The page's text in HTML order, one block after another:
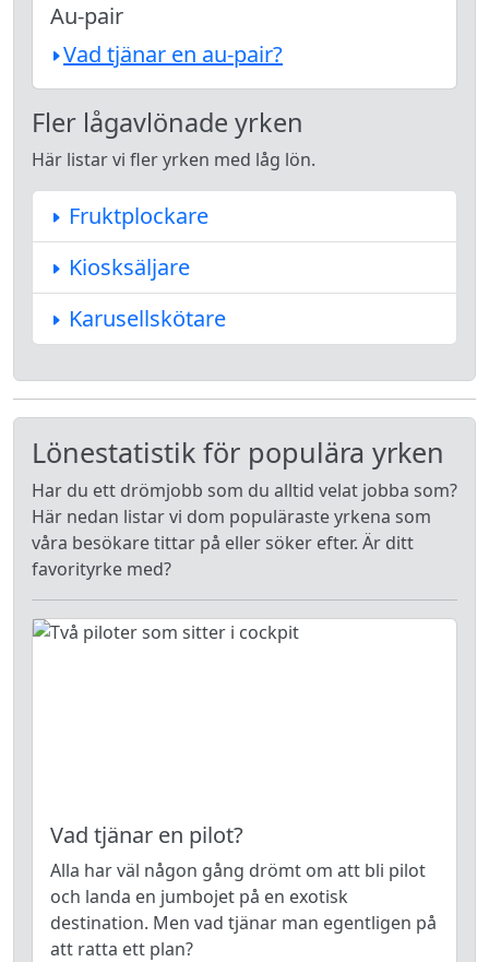
Au-pair
Vad tjänar en au-pair?
Fler lågavlönade yrken
Här listar vi fler yrken med låg lön.
Fruktplockare
Kiosksäljare
Karusellskötare
Lönestatistik för populära yrken
Har du ett drömjobb som du alltid velat jobba som?
Här nedan listar vi dom populäraste yrkena som
våra besökare tittar på eller söker efter. Är ditt
favorityrke med?
Vad tjänar en pilot?
Alla har väl någon gång drömt om att bli pilot
och landa en jumbojet på en exotisk
destination. Men vad tjänar man egentligen på
att ratta ett plan?